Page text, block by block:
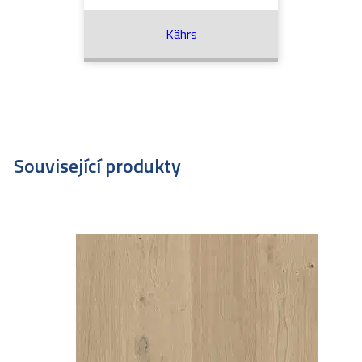
Kährs
Související produkty